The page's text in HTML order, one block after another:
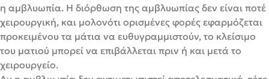
η αμβλυωπία. Η διόρθωση της αμβλυωπίας δεν είναι ποτέ
χειρουργική, και μολονότι ορισμένες φορές εφαρμόζεται
προκειμένου τα μάτια να ευθυγραμμιστούν, το κλείσιμο
του ματιού μπορεί να επιβάλλεται πριν ή και μετά το
χειρουργείο.